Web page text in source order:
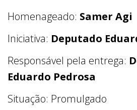
Homenageado: Samer Agi
Iniciativa: Deputado
Responsável pela entrega:
Eduardo Pedrosa
Situação: Promulgado